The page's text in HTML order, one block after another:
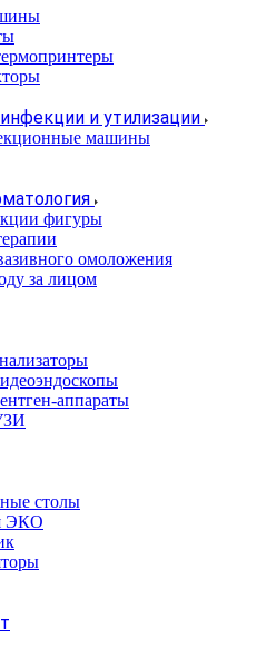
и утилизации
машины
фигуры
омоложения
за лицом
аппараты
столы
ЭКО